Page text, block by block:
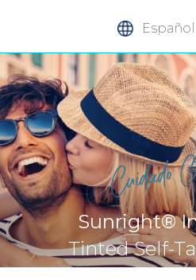
Español
Sunright®
Tinted Self-